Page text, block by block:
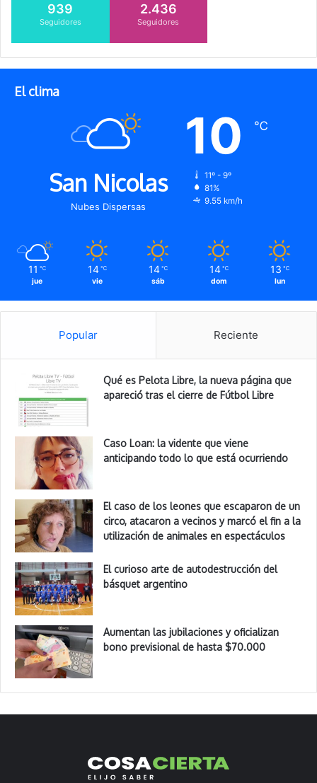
939
Seguidores
2.436
Seguidores
El clima
San Nicolas
Nubes Dispersas
10 ℃
11º - 9º
81%
9.55 km/h
11 ℃
jue
14 ℃
vie
14 ℃
sáb
14 ℃
dom
13 ℃
lun
Popular Reciente
Qué es Pelota Libre, la nueva página que
apareció tras el cierre de Fútbol Libre
Caso Loan: la vidente que viene
anticipando todo lo que está ocurriendo
El caso de los leones que escaparon de un
circo, atacaron a vecinos y marcó el fin a la
utilización de animales en espectáculos
El curioso arte de autodestrucción del
básquet argentino
Aumentan las jubilaciones y oficializan
bono previsional de hasta $70.000